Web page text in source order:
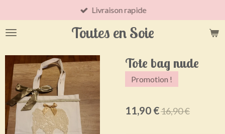
au
contenu
Toutes en Soie
Livraison rapide
Tote bag nude
Promotion !
11,90 €16,90 €